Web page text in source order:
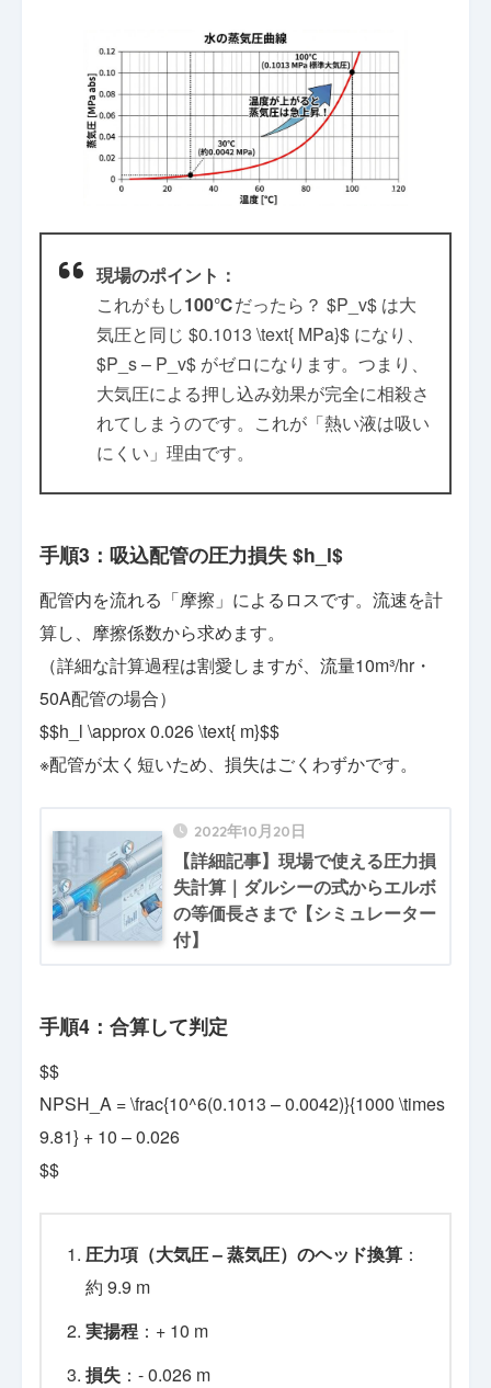
現場のポイント：
これがもし100℃だったら？ $P_v$ は大
気圧と同じ $0.1013 \text{ MPa}$ になり、
$P_s – P_v$ がゼロになります。つまり、
大気圧による押し込み効果が完全に相殺さ
れてしまうのです。これが「熱い液は吸い
にくい」理由です。
手順3：吸込配管の圧力損失 $h_l$
配管内を流れる「摩擦」によるロスです。流速を計
算し、摩擦係数から求めます。
（詳細な計算過程は割愛しますが、流量10m³/hr・
50A配管の場合）
$$h_l \approx 0.026 \text{ m}$$
※配管が太く短いため、損失はごくわずかです。
2022年10月20日
【詳細記事】現場で使える圧力損
失計算｜ダルシーの式からエルボ
の等価長さまで【シミュレーター
付】
手順4：合算して判定
$$
NPSH_A = \frac{10^6(0.1013 – 0.0042)}{1000 \times
9.81} + 10 – 0.026
$$
圧力項（大気圧 – 蒸気圧）のヘッド換算 ：
約 9.9 m
実揚程 ：+ 10 m
損失 ：- 0.026 m